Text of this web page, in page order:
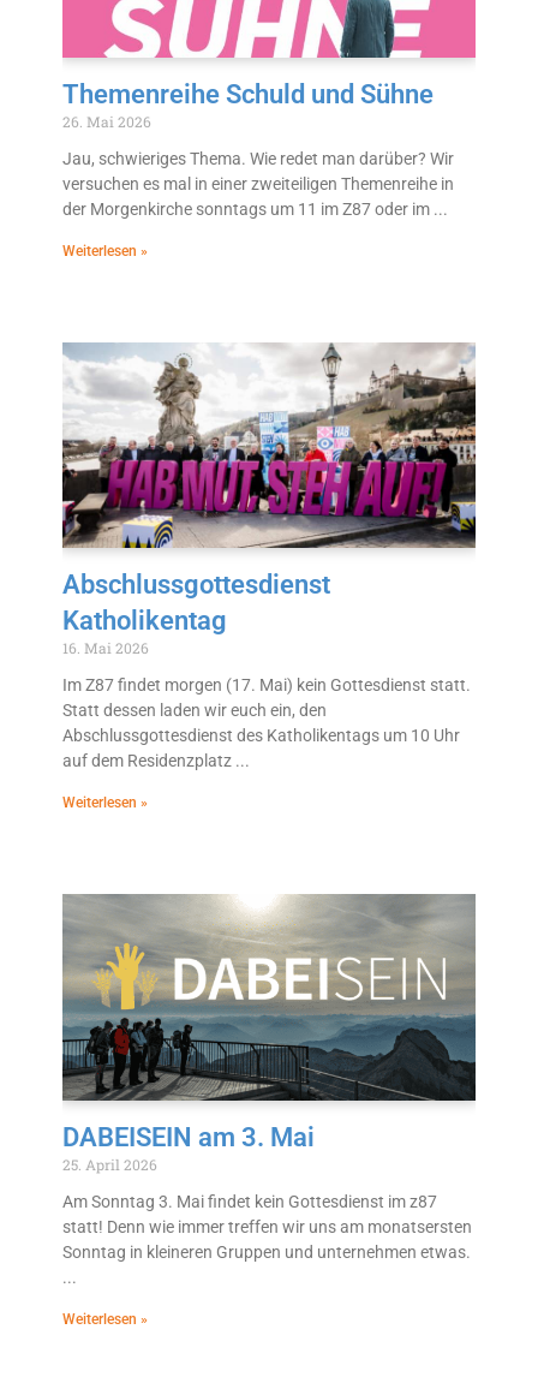
Themenreihe Schuld und Sühne
26. Mai 2026
Jau, schwieriges Thema. Wie redet man darüber? Wir
versuchen es mal in einer zweiteiligen Themenreihe in
der Morgenkirche sonntags um 11 im Z87 oder im
Weiterlesen »
Abschlussgottesdienst
Katholikentag
16. Mai 2026
Im Z87 findet morgen (17. Mai) kein Gottesdienst statt.
Statt dessen laden wir euch ein, den
Abschlussgottesdienst des Katholikentags um 10 Uhr
auf dem Residenzplatz
Weiterlesen »
DABEISEIN am 3. Mai
25. April 2026
Am Sonntag 3. Mai findet kein Gottesdienst im z87
statt! Denn wie immer treffen wir uns am monatsersten
Sonntag in kleineren Gruppen und unternehmen etwas.
Weiterlesen »